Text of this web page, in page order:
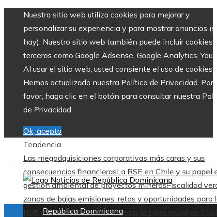
Nuestro sitio web utiliza cookies para mejorar y
personalizar su experiencia y para mostrar anuncios
hay). Nuestro sitio web también puede incluir cookies
terceros como Google Adsense, Google Analytics,
Al usar el sitio web, usted consiente el uso de cookies.
Hemos actualizado nuestra Política de Privacidad. Por
favor, haga clic en el botón para consultar nuestra
de Privacidad.
Ok, acepto
Tendencia
Las megadquisiciones corporativas más caras y sus
consecuencias financierasLa RSE en Chile y su papel
gestión ambiental de proyectos minerosFiscalidad
zonas de bajas emisiones: retos y oportunidades para
RSC en BélgicaCómo interpretar la pista visual de
República Dominicana